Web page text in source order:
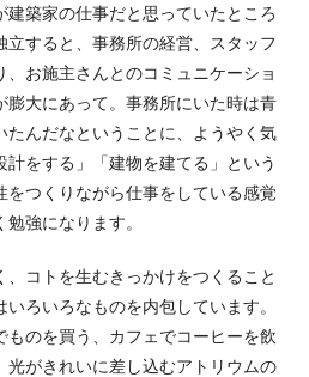
建築家の仕事だと思っていたところ
すると、事務所の経営、スタッフ
お施主さんとのコミュニケーショ
膨大にあって。事務所にいた時は青
たんだなということに、ようやく気
をする」「建物を建てる」という
をつくりながら仕事をしている感覚
強になります。
コトを生むきっかけをつくること
ろいろなものを内包しています。
のを買う、カフェでコーヒーを飲
光がきれいに差し込むアトリウムの